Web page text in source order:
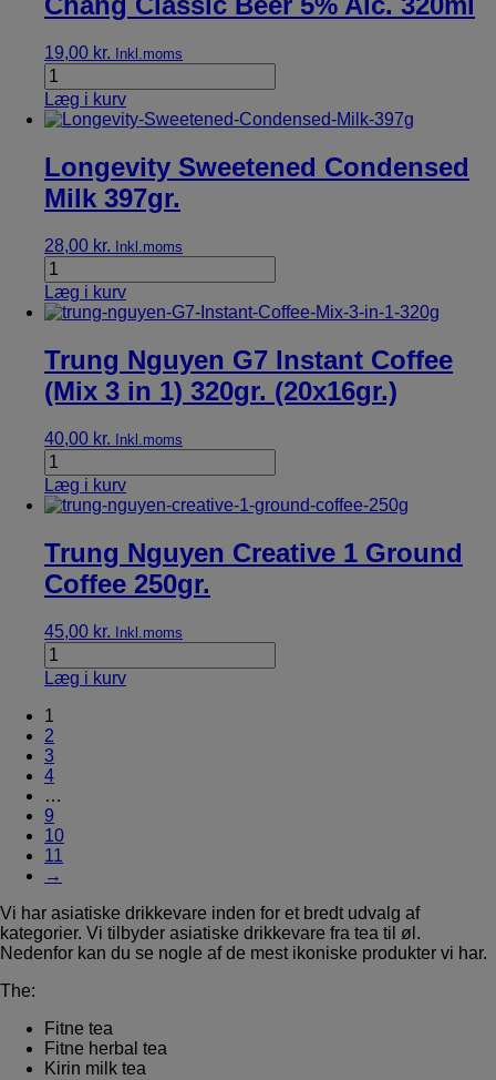
19,00 kr. Inkl.moms
Læg i kurv
Longevity Sweetened Condensed
Milk 397gr.
28,00 kr. Inkl.moms
Læg i kurv
Trung Nguyen G7 Instant Coffee
(Mix 3 in 1) 320gr. (20x16gr.)
40,00 kr. Inkl.moms
Læg i kurv
Trung Nguyen Creative 1 Ground
Coffee 250gr.
45,00 kr. Inkl.moms
Læg i kurv
1
2
3
4
…
9
10
11
→
Vi har asiatiske drikkevare inden for et bredt udvalg af
kategorier. Vi tilbyder asiatiske drikkevare fra tea til øl.
Nedenfor kan du se nogle af de mest ikoniske produkter vi har.
The:
Fitne tea
Fitne herbal tea
Kirin milk tea